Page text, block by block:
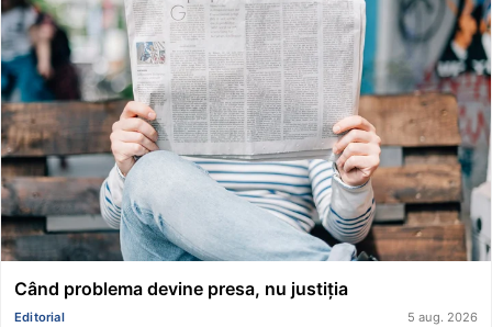
Când problema devine presa, nu justiția
Editorial 5 aug. 2026